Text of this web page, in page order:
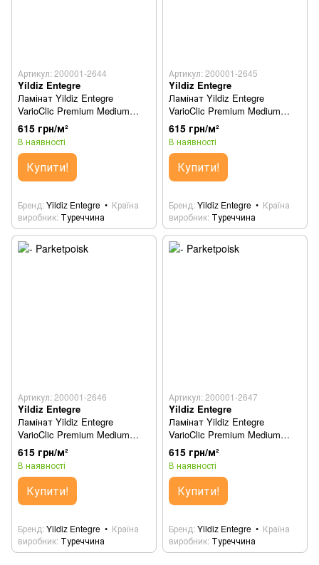
Артикул: 200001-2644
Yildiz Entegre
Ламінат Yildiz Entegre
VarioClic Premium Medium
Beykoz (Бейкоз) 861
615 грн/м²
В наявності
Купити!
Бренд Yildiz Entegre
Країна
виробник Туреччина
Артикул: 200001-2645
Yildiz Entegre
Ламінат Yildiz Entegre
VarioClic Premium Medium
Kadiköy 862
615 грн/м²
В наявності
Купити!
Бренд Yildiz Entegre
Країна
виробник Туреччина
Артикул: 200001-2646
Yildiz Entegre
Ламінат Yildiz Entegre
VarioClic Premium Medium
Sariyer (Сар`єр) 863
615 грн/м²
В наявності
Купити!
Бренд Yildiz Entegre
Країна
виробник Туреччина
Артикул: 200001-2647
Yildiz Entegre
Ламінат Yildiz Entegre
VarioClic Premium Medium
Beyoğlu (Бейоглу) 864
615 грн/м²
В наявності
Купити!
Бренд Yildiz Entegre
Країна
виробник Туреччина